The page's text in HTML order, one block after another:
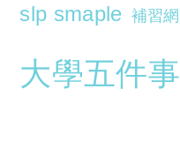
slp smaple 補習網
大學五件事